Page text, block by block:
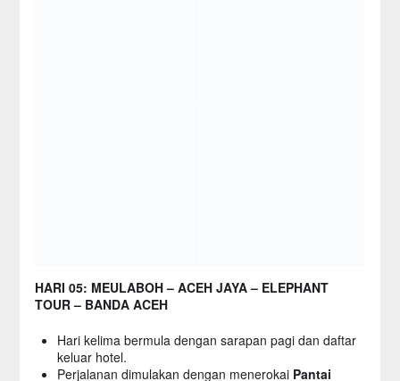
HARI 05: MEULABOH – ACEH JAYA – ELEPHANT
TOUR – BANDA ACEH
Hari kelima bermula dengan sarapan pagi dan daftar
keluar hotel.
Perjalanan dimulakan dengan menerokai Pantai